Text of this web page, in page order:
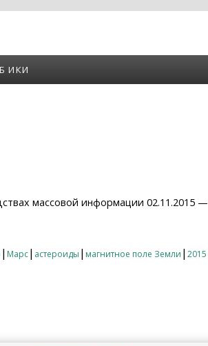
ИКИ
массовой информации 02.11.2015 —
| Марс| астероиды | магнитное поле Земли | 2015